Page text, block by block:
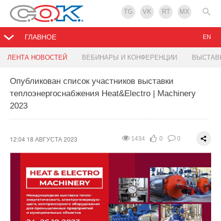
TG VK RT MX
ГЛАВНОЕ
ЛЕНТА НОВОСТЕЙ ВЕБИНАРЫ И КОНФЕРЕНЦИИ
EN
Опубликован список участников выставки
теплоэнергоснабжения Heat&Electro | Machinery
2023
1434 0 0
12:04 18 АВГУСТА 2023
Выбираем кондиционер: главное о
Hisense
12:03 18 АВГУСТА 2023
Строительство солнечных электростанций в
1697 0 0
11:57 18 АВГУСТА 2023